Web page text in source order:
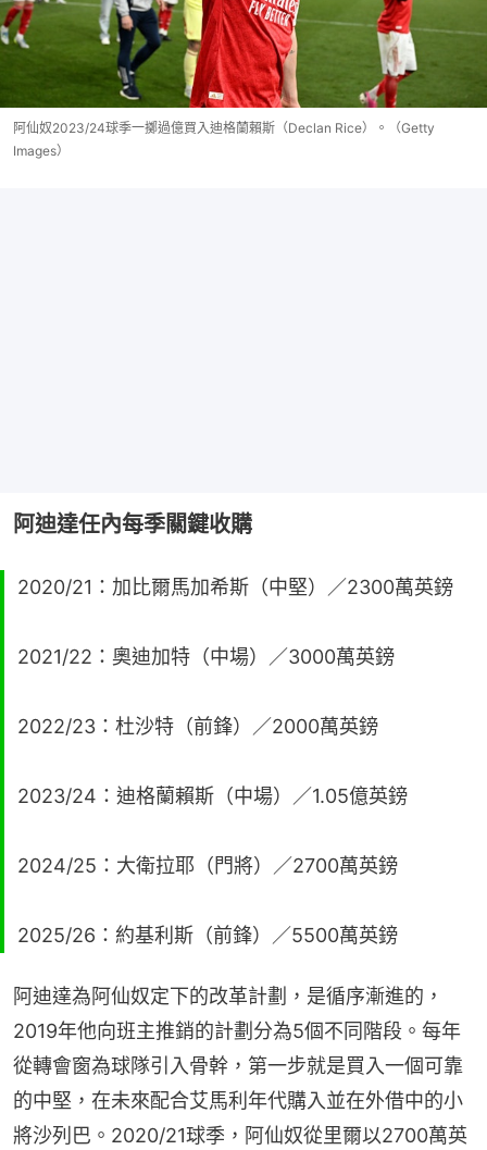
阿仙奴2023/24球季一擲過億買入迪格蘭賴斯（Declan Rice）。（Getty
Images）
阿迪達任內每季關鍵收購
2020/21：加比爾馬加希斯（中堅）／2300萬英鎊
2021/22：奧迪加特（中場）／3000萬英鎊
2022/23：杜沙特（前鋒）／2000萬英鎊
2023/24：迪格蘭賴斯（中場）／1.05億英鎊
2024/25：大衛拉耶（門將）／2700萬英鎊
2025/26：約基利斯（前鋒）／5500萬英鎊
阿迪達為阿仙奴定下的改革計劃，是循序漸進的，
2019年他向班主推銷的計劃分為5個不同階段。每年
從轉會窗為球隊引入骨幹，第一步就是買入一個可靠
的中堅，在未來配合艾馬利年代購入並在外借中的小
將沙列巴。2020/21球季，阿仙奴從里爾以2700萬英